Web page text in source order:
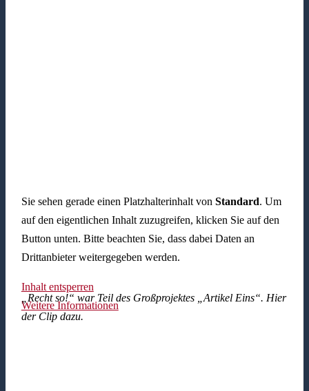
Sie sehen gerade einen Platzhalterinhalt von Standard. Um
auf den eigentlichen Inhalt zuzugreifen, klicken Sie auf den
Button unten. Bitte beachten Sie, dass dabei Daten an
Drittanbieter weitergegeben werden.
Inhalt entsperren
Weitere Informationen
„Recht so!“ war Teil des Großprojektes „Artikel Eins“. Hier
der Clip dazu.